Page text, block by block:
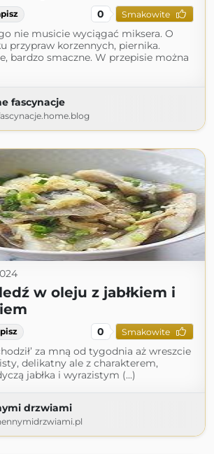
0 Smakowite
nie musicie wyciągać miksera. O
przypraw korzennych, piernika.
bardzo smaczne. W przepisie można
fascynacje
w oleju z jabłkiem i
0 Smakowite
za mną od tygodnia aż wreszcie
delikatny ale z charakterem,
jabłka i wyrazistym (...)
drzwiami